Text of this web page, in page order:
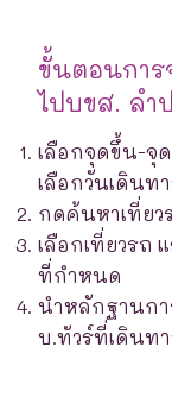
ขั้นตอนการ
ไปบขส. ลำ
เลือกจุดขึ้น-จุ
เลือกวันเดินท
กดค้นหาเที่ยว
เลือกเที่ยวรถ
ที่กำหนด
นำหลักฐานกา
บ.ทัวร์ที่เดินท